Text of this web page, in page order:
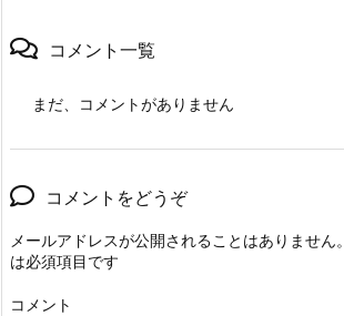
コメント一覧
まだ、コメントがありません
コメントをどうぞ
メールアドレスが公開されることはありません。
は必須項目です
コメント